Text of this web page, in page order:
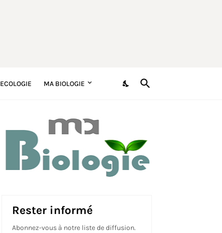
ECOLOGIE MA BIOLOGIE
Rester informé
Abonnez-vous à notre liste de diffusion.